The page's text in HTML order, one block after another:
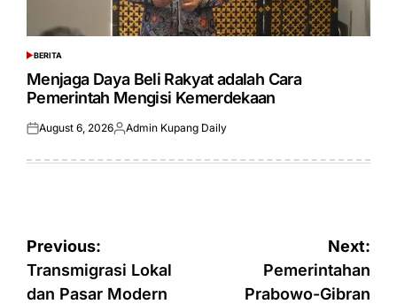
POSTED
IN
BERITA
Menjaga Daya Beli Rakyat adalah Cara
Pemerintah Mengisi Kemerdekaan
Posted
August 6, 2026Posted
Admin Kupang Daily
Post
navigation
Previous:
Transmigrasi Lokal
dan Pasar Modern
Next:
Pemerintahan
Prabowo-Gibran